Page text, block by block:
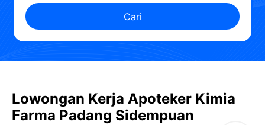
Cari
Lowongan Kerja Apoteker Kimia
Farma Padang Sidempuan